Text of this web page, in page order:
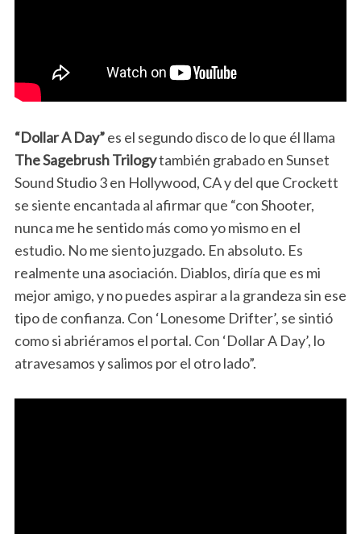
“Dollar A Day”es el segundo disco de lo que él llama
The Sagebrush Trilogytambién grabado en Sunset
Sound Studio 3 en Hollywood, CA y del que Crockett
se siente encantada al afirmar que “con Shooter,
nunca me he sentido más como yo mismo en el
estudio. No me siento juzgado. En absoluto. Es
realmente una asociación. Diablos, diría que es mi
mejor amigo, y no puedes aspirar a la grandeza sin ese
tipo de confianza. Con ‘Lonesome Drifter’, se sintió
como si abriéramos el portal. Con ‘Dollar A Day’, lo
atravesamos y salimos por el otro lado”.